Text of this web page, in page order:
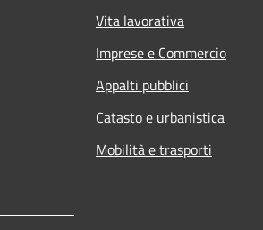
Vita lavorativa
Imprese e Commercio
Appalti pubblici
Catasto e urbanistica
Mobilità e trasporti